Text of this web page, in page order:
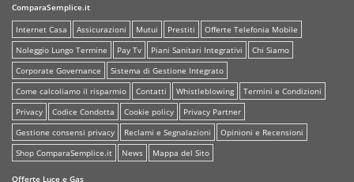
ComparaSemplice.it
Internet Casa
Assicurazioni Mutui Prestiti
Offerte Telefonia Mobile
Noleggio Lungo Termine
Pay Tv Piani Sanitari Integrativi
Chi Siamo
Corporate Governance
Sistema di Gestione Integrato
Come calcoliamo il risparmio
Contatti Whistleblowing
Termini e Condizioni
Privacy
Codice Condotta Cookie policy
Privacy Partner
Gestione consensi privacy
Reclami e Segnalazioni
Opinioni e Recensioni
Shop ComparaSemplice.it
News Mappa del Sito
Offerte Luce e Gas